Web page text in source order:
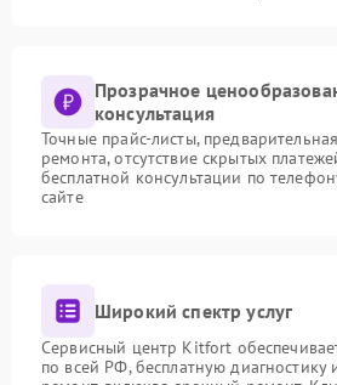
Прозрачное
консультация
Точные прайс-листы,
ремонта, отсутствие скрытых
бесплатной консультации по
сайте
Широкий спектр услуг
Сервисный центр Kitfort
по всей РФ, бесплатную диагностику